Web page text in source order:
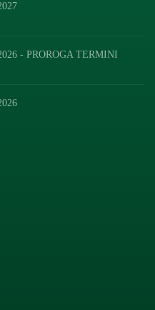
- PROROGA TERMINI